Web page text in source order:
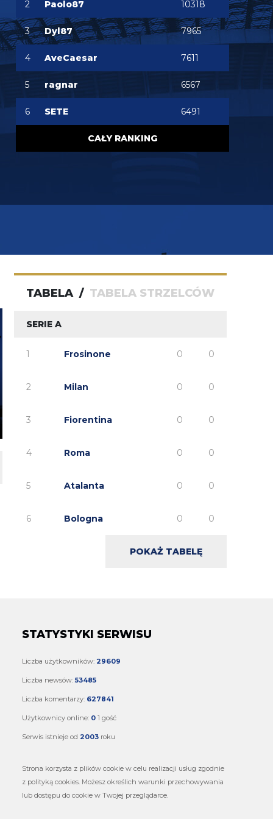
Oleeks 07.08.2026 18:28
Wiem, że on tutaj coś pisał, pewnie ma w zwyczaju
też czytać i pompować sobie ego na każdą
wspominkę o nim xD Żałosny typek
Ooo Bartman zjebus mnie zbanował za to, że
nazwałem czczonego przez niego w poście
wspominkowym faszola z Lazio - Fabrizio
Piscittelego
07.08.2026 17:11
capri sun
2 Paolo87 10318
3 Dyl87 7965
4 AveCaesar 7611
5 ragnar 6567
6 SETE 6491
CAŁY RANKING
TABELA / TABELA STRZELCÓW
SERIE A
1 Frosinone 0 0
2 Milan 0 0
3 Fiorentina 0 0
4 Roma 0 0
5 Atalanta 0 0
6 Bologna 0 0
POKAŻ TABELĘ
STATYSTYKI SERWISU
Liczba użytkowników: 29609
Liczba newsów: 53485
Liczba komentarzy: 627841
Użytkownicy online: 0 1 gość
Serwis istnieje od 2003 roku
Strona korzysta z plików cookie w celu realizacji usług zgodnie
z polityką cookies. Możesz określich warunki przechowywania
lub dostępu do cookie w Twojej przeglądarce.